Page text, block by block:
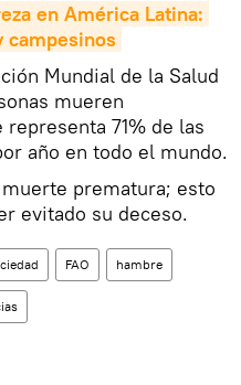
en América Latina:
campesinos
Mundial de la Salud
mueren
71% de las
año en todo el mundo.
prematura; esto
evitado su deceso.
FAO hambre